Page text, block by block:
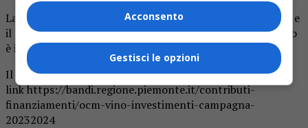
La dotazione finanziaria complessiva è di 3 milioni di euro e
il termine ultimo per presentare le domande di contributo
è il 31 luglio 2023.
Il bando è pubblicato sul sito della Regione Piemonte al
link https://bandi.regione.piemonte.it/contributi-
finanziamenti/ocm-vino-investimenti-campagna-
20232024
Acconsento
Gestisci le opzioni